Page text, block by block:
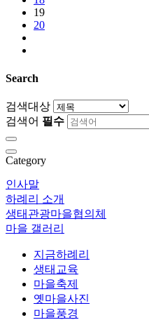
19
20
Search
검색대상
검색어 필수
Category
인사말
하례리 소개
생태관광마을협의체
마을 갤러리
지금하례리
생태교육
마을축제
옛마을사진
마을풍경